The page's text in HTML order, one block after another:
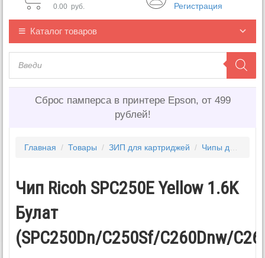
0.00 руб.
Регистрация
Каталог товаров
Сброс памперса в принтере Epson, от 499
рублей!
Главная / Товары / ЗИП для картриджей / Чипы для картриджей
Чип Ricoh SPC250E Yellow 1.6K
Булат
(SPС250Dn/C250Sf/C260Dnw/